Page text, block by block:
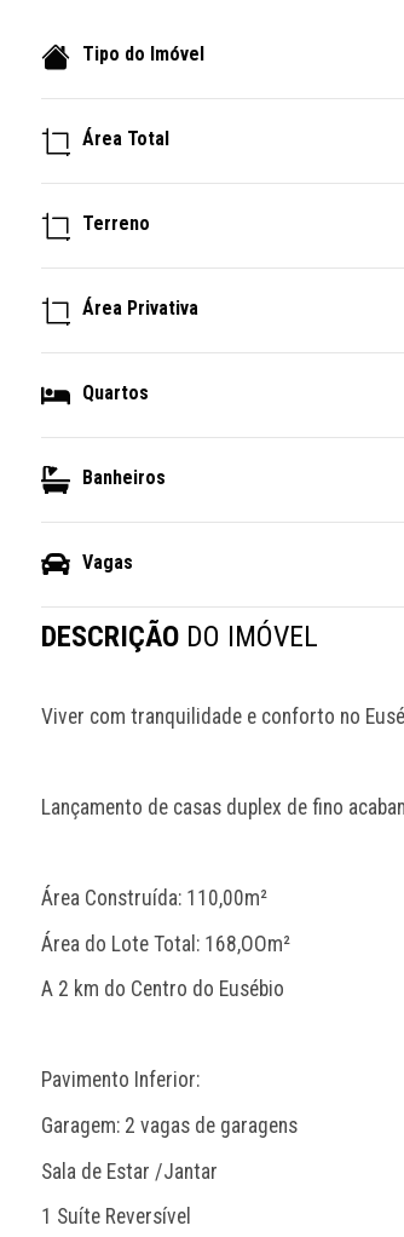
Tipo do Imóvel
Área Total
Terreno
Área Privativa
Quartos
Banheiros
Vagas
DESCRIÇÃO DO IMÓVEL
Viver com tranquilidade e conforto no
Lançamento de casas duplex de fino
Área Construída: 110,00m²
Área do Lote Total: 168,OOm²
A 2 km do Centro do Eusébio
Pavimento Inferior:
Garagem: 2 vagas de garagens
Sala de Estar /Jantar
1 Suíte Reversível